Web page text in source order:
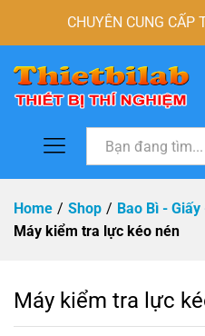
CHUYÊN CUNG CẤP
Home / Shop / Bao Bì -
Máy kiểm tra lực kéo nén
Máy kiểm tra lực